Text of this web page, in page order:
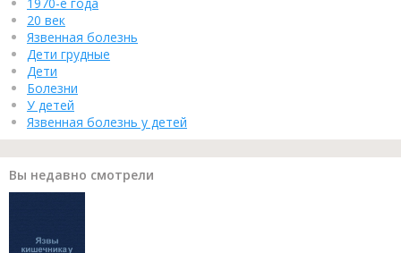
20 век
Язвенная болезнь
Дети грудные
Дети
Болезни
У детей
Язвенная болезнь у детей
Вы недавно смотрели